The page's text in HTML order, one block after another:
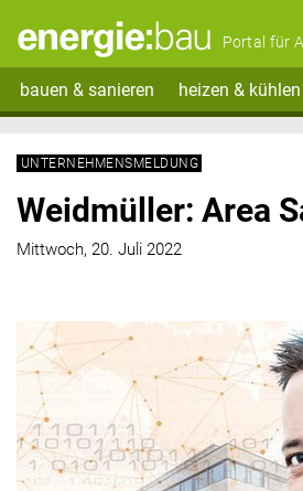
Portal für
bauen & sanieren heizen & kühlen
UNTERNEHMENSMELDUNG
Weidmüller: Area
Mittwoch, 20. Juli 2022